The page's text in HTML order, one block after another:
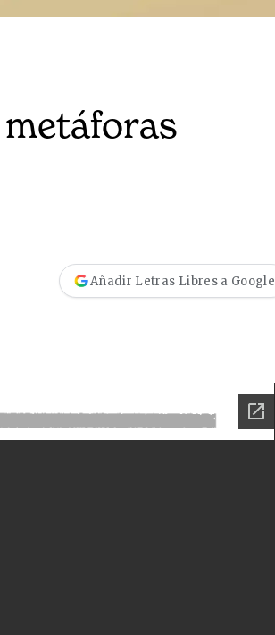
Añadir Letras Libres a Google